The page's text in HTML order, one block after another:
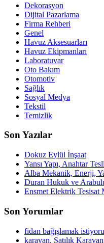
Dekorasyon
Dijital Pazarlama
Firma Rehberi
Genel
Havuz Aksesuarları
Havuz Ekipmanları
Laboratuvar
Oto Bakım
Otomotiv
Sağlık
Sosyal Medya
Tekstil
Temizlik
Son Yazılar
Dokuz Eylül İnşaat
Yansı Yapı, Anahtar
Alba Mekanik, Enerji,
Duran Hukuk ve
Ensmet Elektrik Tesisat
Son Yorumlar
fidan bağışlamak
karavan, Satılık